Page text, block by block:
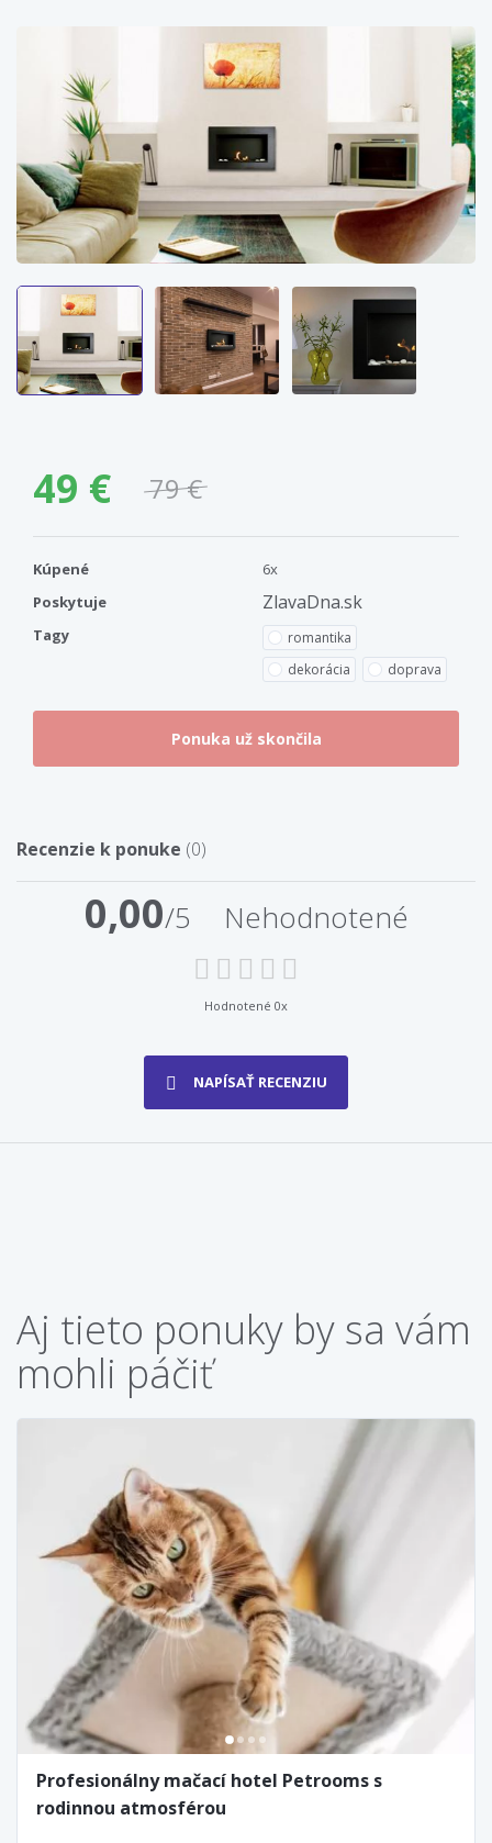
49 € 79 €
Kúpené
6x
Poskytuje
ZlavaDna.sk
Tagy
romantika
dekorácia
doprava
Recenzie k ponuke (0)
0,00/5 Nehodnotené
Hodnotené 0x
NAPÍSAŤ RECENZIU
Aj tieto ponuky by sa vám
mohli páčiť
Profesionálny mačací hotel Petrooms s
rodinnou atmosférou